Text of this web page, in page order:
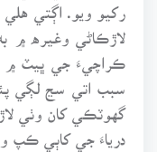
رکيو ويو. اڳتي هلي
لاڙڪاڻي وغيره ۾ به
ڪراچيءَ جي ڀيٽ ۾
سبب اتي سڃ لڳي
گهوٽڪي کان وٺي
درياءَ جي کاٻي ڪپ